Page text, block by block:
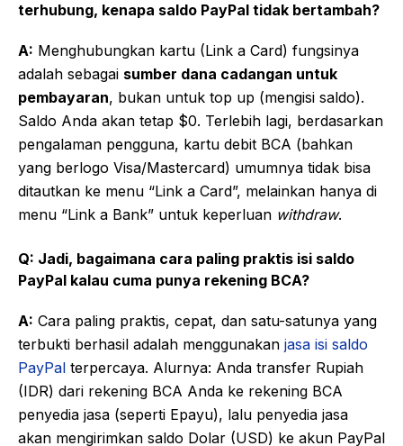
terhubung, kenapa saldo PayPal tidak bertambah?
A: Menghubungkan kartu (Link a Card) fungsinya
adalah sebagai sumber dana cadangan untuk
pembayaran, bukan untuk top up (mengisi saldo).
Saldo Anda akan tetap $0. Terlebih lagi, berdasarkan
pengalaman pengguna, kartu debit BCA (bahkan
yang berlogo Visa/Mastercard) umumnya tidak bisa
ditautkan ke menu “Link a Card”, melainkan hanya di
menu “Link a Bank” untuk keperluan withdraw.
Q: Jadi, bagaimana cara paling praktis isi saldo
PayPal kalau cuma punya rekening BCA?
A: Cara paling praktis, cepat, dan satu-satunya yang
terbukti berhasil adalah menggunakan jasa isi saldo
PayPal terpercaya. Alurnya: Anda transfer Rupiah
(IDR) dari rekening BCA Anda ke rekening BCA
penyedia jasa (seperti Epayu), lalu penyedia jasa
akan mengirimkan saldo Dolar (USD) ke akun PayPal